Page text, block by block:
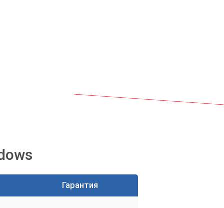
Гарантия